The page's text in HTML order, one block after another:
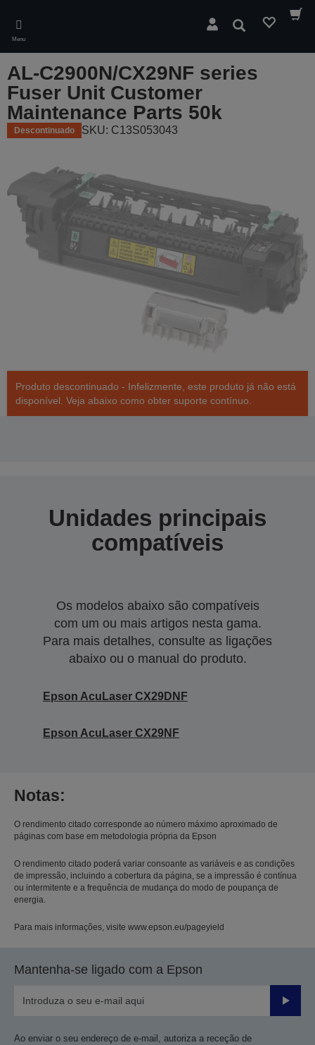
main
content
Menu
Pesquisar
AL-C2900N/CX29NF series
Fuser Unit Customer
Maintenance Parts 50k
Descontinuado SKU: C13S053043
Produto descontinuado - Infelizmente, este produto já não está
disponível. Veja abaixo como obter suporte contínuo.
Unidades principais
compatíveis
Os modelos abaixo são compatíveis
com um ou mais artigos nesta gama.
Para mais detalhes, consulte as ligações
abaixo ou o manual do produto.
Epson AcuLaser CX29DNF
Epson AcuLaser CX29NF
Notas:
O rendimento citado corresponde ao número máximo aproximado de
páginas com base em metodologia própria da Epson
O rendimento citado poderá variar consoante as variáveis e as condições
de impressão, incluindo a cobertura da página, se a impressão é contínua
ou intermitente e a frequência de mudança do modo de poupança de
energia.
Para mais informações, visite www.epson.eu/pageyield
Mantenha-se ligado com a Epson
Enviar
Ao enviar o seu endereço de e-mail, autoriza a receção de